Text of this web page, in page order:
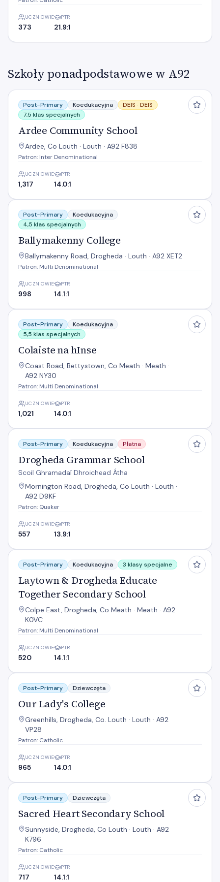
UCZNIOWIE
373
PTR
21.9:1
Szkoły ponadpodstawowe w A92
Ardee Community School
Post-Primary Koedukacyjna DEIS · DEIS
7,5 klas specjalnych
Ardee Community School
Ardee, Co Louth · Louth · A92 F838
Patron: Inter Denominational
UCZNIOWIE
1,317
PTR
14.0:1
Ballymakenny College
Post-Primary
Koedukacyjna
4,5 klas specjalnych
Ballymakenny College
Ballymakenny Road, Drogheda · Louth · A92 XET2
Patron: Multi Denominational
UCZNIOWIE
998
PTR
14.1:1
Colaiste na hInse
Post-Primary
Koedukacyjna
5,5 klas specjalnych
Colaiste na hInse
Coast Road, Bettystown, Co Meath · Meath ·
A92 NY30
Patron: Multi Denominational
UCZNIOWIE
1,021
PTR
14.0:1
Drogheda Grammar School
Post-Primary Koedukacyjna Płatna
Drogheda Grammar School
Scoil Ghramadaí Dhroichead Átha
Mornington Road, Drogheda, Co Louth · Louth ·
A92 D9KF
Patron: Quaker
UCZNIOWIE
557
PTR
13.9:1
Laytown & Drogheda Educate Together Secondary School
Post-Primary Koedukacyjna 3 klasy specjalne
Laytown & Drogheda Educate
Together Secondary School
Colpe East, Drogheda, Co Meath · Meath · A92
K0VC
Patron: Multi Denominational
UCZNIOWIE
520
PTR
14.1:1
Our Lady's College
Post-Primary Dziewczęta
Our Lady's College
Greenhills, Drogheda, Co. Louth · Louth · A92
VP28
Patron: Catholic
UCZNIOWIE
965
PTR
14.0:1
Sacred Heart Secondary School
Post-Primary Dziewczęta
Sacred Heart Secondary School
Sunnyside, Drogheda, Co Louth · Louth · A92
K796
Patron: Catholic
UCZNIOWIE
717
PTR
14.1:1